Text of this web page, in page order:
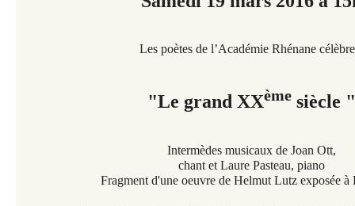
Les poètes de l’Académie Rhénane
"Le grand XXème siècle "
Intermèdes musicaux de Joan Ott,
chant et Laure Pasteau, piano
Fragment d'une oeuvre de Helmut Lutz exposée à